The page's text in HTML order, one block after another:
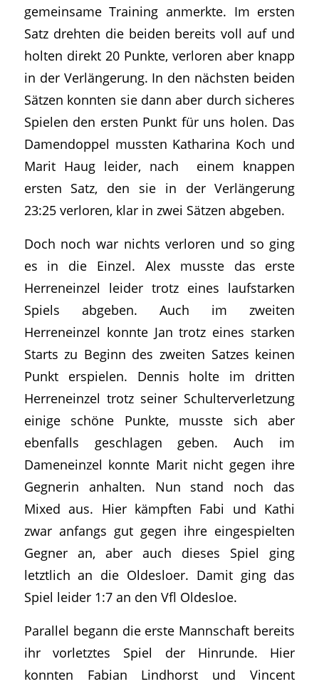
gemeinsame Training anmerkte. Im ersten
Satz drehten die beiden bereits voll auf und
holten direkt 20 Punkte, verloren aber knapp
in der Verlängerung. In den nächsten beiden
Sätzen konnten sie dann aber durch sicheres
Spielen den ersten Punkt für uns holen. Das
Damendoppel mussten Katharina Koch und
Marit Haug leider, nach einem knappen
ersten Satz, den sie in der Verlängerung
23:25 verloren, klar in zwei Sätzen abgeben.
Doch noch war nichts verloren und so ging
es in die Einzel. Alex musste das erste
Herreneinzel leider trotz eines laufstarken
Spiels abgeben. Auch im zweiten
Herreneinzel konnte Jan trotz eines starken
Starts zu Beginn des zweiten Satzes keinen
Punkt erspielen. Dennis holte im dritten
Herreneinzel trotz seiner Schulterverletzung
einige schöne Punkte, musste sich aber
ebenfalls geschlagen geben. Auch im
Dameneinzel konnte Marit nicht gegen ihre
Gegnerin anhalten. Nun stand noch das
Mixed aus. Hier kämpften Fabi und Kathi
zwar anfangs gut gegen ihre eingespielten
Gegner an, aber auch dieses Spiel ging
letztlich an die Oldesloer. Damit ging das
Spiel leider 1:7 an den Vfl Oldesloe.
Parallel begann die erste Mannschaft bereits
ihr vorletztes Spiel der Hinrunde. Hier
konnten Fabian Lindhorst und Vincent